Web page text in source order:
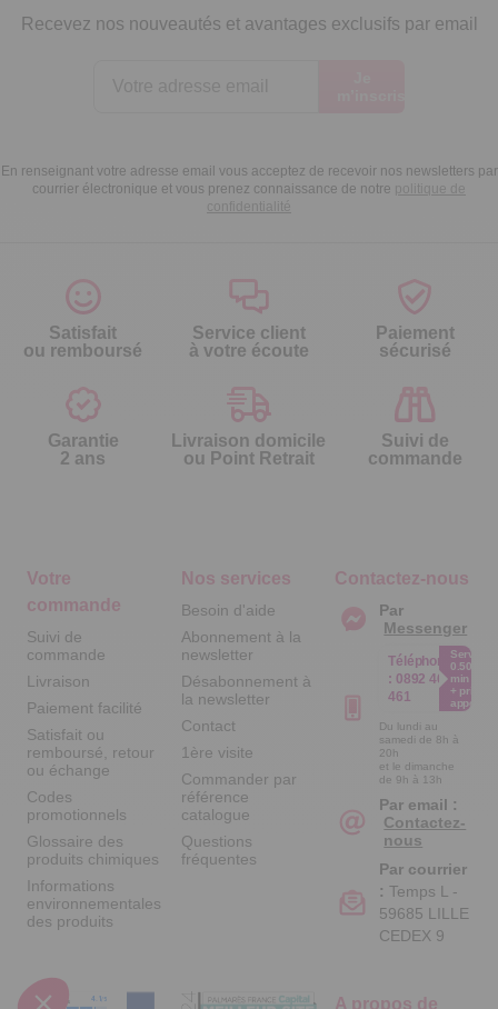
Recevez nos nouveautés et avantages exclusifs par email
En renseignant votre adresse email vous acceptez de recevoir nos newsletters par
courrier électronique et vous prenez connaissance de notre politique de
confidentialité
Satisfait
ou remboursé
Service client
à votre écoute
Paiement
sécurisé
Garantie
2 ans
Livraison domicile
ou Point Retrait
Suivi de
commande
Votre
commande
Suivi de
commande
Livraison
Paiement facilité
Satisfait ou
remboursé, retour
ou échange
Codes
promotionnels
Glossaire des
produits chimiques
Informations
environnementales
des produits
Nos services
Besoin d'aide
Abonnement à la
newsletter
Désabonnement à
la newsletter
Contact
1ère visite
Commander par
référence
catalogue
Questions
fréquentes
A propos de
Contactez-nous
Par
Messenger
Téléphone
: 0892 461
461
Service
0.50€ /
min
+ prix
appel
Du lundi au
samedi de 8h à
20h
et le dimanche
de 9h à 13h
Par email :
Contactez-
nous
Par courrier
: Temps L -
59685 LILLE
CEDEX 9